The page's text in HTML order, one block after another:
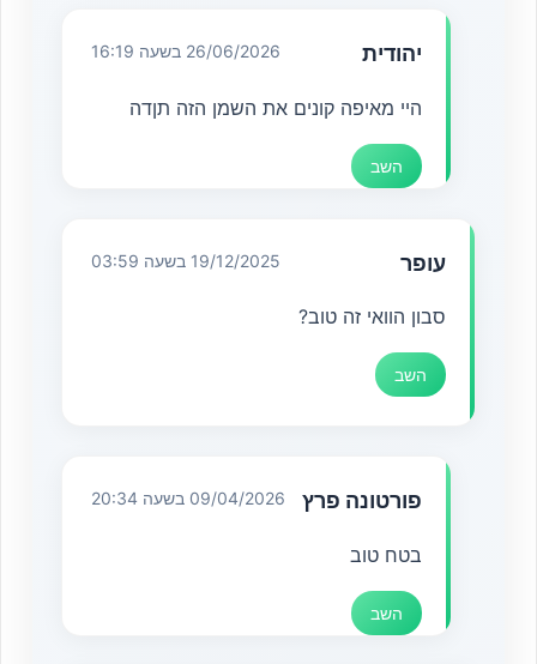
יהודית 26/06/2026 בשעה 16:19
היי מאיפה קונים את השמן הזה תןדה
השב
עופר 19/12/2025 בשעה 03:59
סבון הוואי זה טוב?
השב
פורטונה פרץ 09/04/2026 בשעה 20:34
בטח טוב
השב